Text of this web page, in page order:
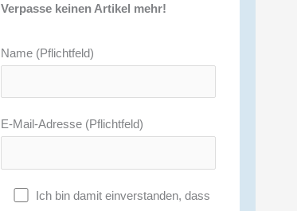
Verpasse keinen Artikel mehr!
Name (Pflichtfeld)
E-Mail-Adresse (Pflichtfeld)
Ich bin damit einverstanden, dass